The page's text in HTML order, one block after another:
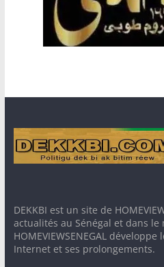
DEKKBI est un site de
actualités au Sénégal et dans le
HOMEVIEWSENEGAL
Internet et ses prolongements.